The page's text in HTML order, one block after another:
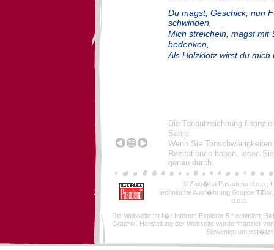
Du magst, Geschick, nun
schwinden,
Mich streicheln, magst
bedenken,
Als Holzklotz wirst du
Die Tonaufzeichnung
Sanje.
Wenn Sie
Rezitationen haben, lesen
genau durch.
© Zalo�ba Pasadena d.o.o.,
technische Ausf�hrung Gruppe
d.o.o.
Die Webseite ist f�r Internet Explorer 5.* optimiert;
Graphik. Herstellung der Webseite wurde finanziell
Slowenien unterst�tzt